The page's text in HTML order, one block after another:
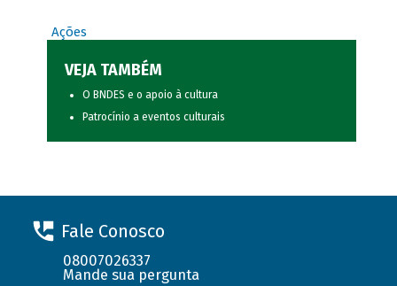
Ações
VEJA TAMBÉM
O BNDES e o apoio à cultura
Patrocínio a eventos culturais
Fale Conosco
08007026337
Mande sua pergunta